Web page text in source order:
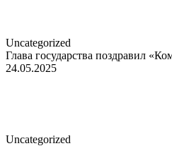
Uncategorized
Глава государства поздравил
24.05.2025
Uncategorized